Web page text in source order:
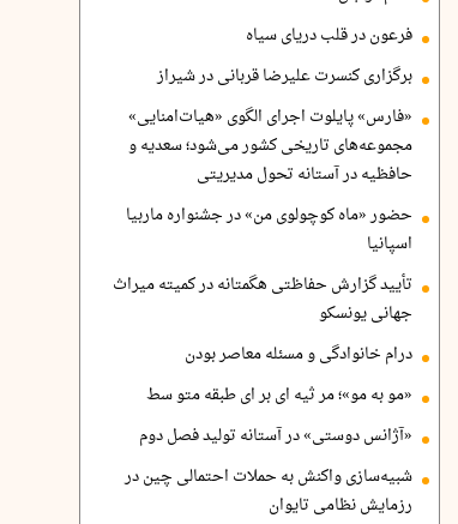
فرعون در قلب دریای سیاه
برگزاری کنسرت علیرضا قربانی در شیراز
«فارس» پایلوت اجرای الگوی «هیات‌امنایی»
مجموعه‌های تاریخی کشور می‌شود؛ سعدیه و
حافظیه در آستانه تحول مدیریتی
حضور «ماه کوچولوی من» در جشنواره ماربیا
اسپانیا
تأیید گزارش حفاظتی هگمتانه در کمیته میراث
جهانی یونسکو
درام خانوادگی و مسئله معاصر بودن
«مو به مو»؛ مر ثیه ای بر ای طبقه متو سط
«آژانس دوستی» در آستانه تولید فصل دوم
شبیه‌سازی واکنش به حملات احتمالی چین در
رزمایش نظامی تایوان